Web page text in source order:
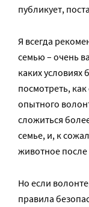
публикует,
Я всегда
семью – очень
каких условиях
посмотреть,
опытного
сложиться
семье, и, к
животное после
Но если
правила